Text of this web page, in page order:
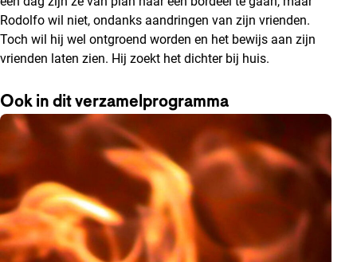
Rodolfo wil niet, ondanks aandringen van zijn vrienden.
Toch wil hij wel ontgroend worden en het bewijs aan zijn
vrienden laten zien. Hij zoekt het dichter bij huis.
Ook in dit verzamelprogramma